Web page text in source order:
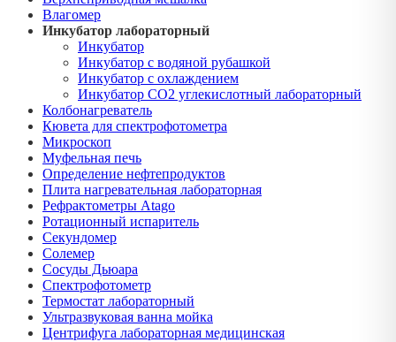
Влагомер
Инкубатор лабораторный
Инкубатор
Инкубатор с водяной рубашкой
Инкубатор с охлаждением
Инкубатор СО2 углекислотный лабораторный
Колбонагреватель
Кювета для спектрофотометра
Микроскоп
Муфельная печь
Определение нефтепродуктов
Плита нагревательная лабораторная
Рефрактометры Atago
Ротационный испаритель
Секундомер
Солемер
Сосуды Дьюара
Спектрофотометр
Термостат лабораторный
Ультразвуковая ванна мойка
Центрифуга лабораторная медицинская